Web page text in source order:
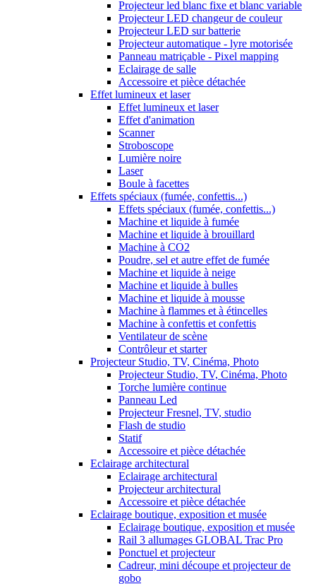
Projecteur led blanc fixe et blanc variable
Projecteur LED changeur de couleur
Projecteur LED sur batterie
Projecteur automatique - lyre motorisée
Panneau matriçable - Pixel mapping
Eclairage de salle
Accessoire et pièce détachée
Effet lumineux et laser
Effet lumineux et laser
Effet d'animation
Scanner
Stroboscope
Lumière noire
Laser
Boule à facettes
Effets spéciaux (fumée, confettis...)
Effets spéciaux (fumée, confettis...)
Machine et liquide à fumée
Machine et liquide à brouillard
Machine à CO2
Poudre, sel et autre effet de fumée
Machine et liquide à neige
Machine et liquide à bulles
Machine et liquide à mousse
Machine à flammes et à étincelles
Machine à confettis et confettis
Ventilateur de scène
Contrôleur et starter
Projecteur Studio, TV, Cinéma, Photo
Projecteur Studio, TV, Cinéma, Photo
Torche lumière continue
Panneau Led
Projecteur Fresnel, TV, studio
Flash de studio
Statif
Accessoire et pièce détachée
Eclairage architectural
Eclairage architectural
Projecteur architectural
Accessoire et pièce détachée
Eclairage boutique, exposition et musée
Eclairage boutique, exposition et musée
Rail 3 allumages GLOBAL Trac Pro
Ponctuel et projecteur
Cadreur, mini découpe et projecteur de
gobo